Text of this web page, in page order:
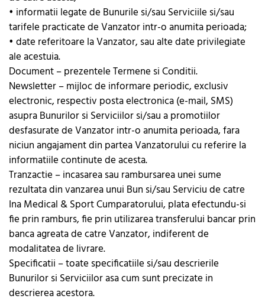
• informatii legate de Bunurile si/sau Serviciile si/sau
tarifele practicate de Vanzator intr-o anumita perioada;
• date referitoare la Vanzator, sau alte date privilegiate
ale acestuia.
Document – prezentele Termene si Conditii.
Newsletter – mijloc de informare periodic, exclusiv
electronic, respectiv posta electronica (e-mail, SMS)
asupra Bunurilor si Serviciilor si/sau a promotiilor
desfasurate de Vanzator intr-o anumita perioada, fara
niciun angajament din partea Vanzatorului cu referire la
informatiile continute de acesta.
Tranzactie – incasarea sau rambursarea unei sume
rezultata din vanzarea unui Bun si/sau Serviciu de catre
Ina Medical & Sport Cumparatorului, plata efectundu-si
fie prin ramburs, fie prin utilizarea transferului bancar prin
banca agreata de catre Vanzator, indiferent de
modalitatea de livrare.
Specificatii – toate specificatiile si/sau descrierile
Bunurilor si Serviciilor asa cum sunt precizate in
descrierea acestora.